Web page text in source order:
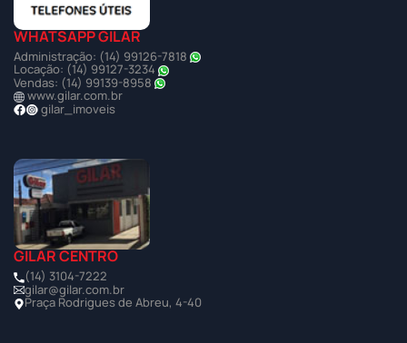
WHATSAPP GILAR
Administração: (14) 99126-7818
Locação: (14) 99127-3234
Vendas: (14) 99139-8958
www.gilar.com.br
gilar_imoveis
GILAR CENTRO
(14) 3104-7222
gilar@gilar.com.br
Praça Rodrigues de Abreu, 4-40